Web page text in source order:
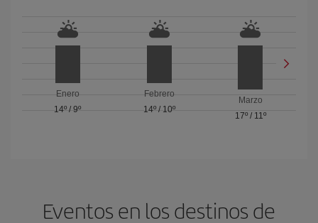
Enero
14º /9º
Febrero
14º/ 10º
Marzo
17º/ 11º
Eventos en los destinos de